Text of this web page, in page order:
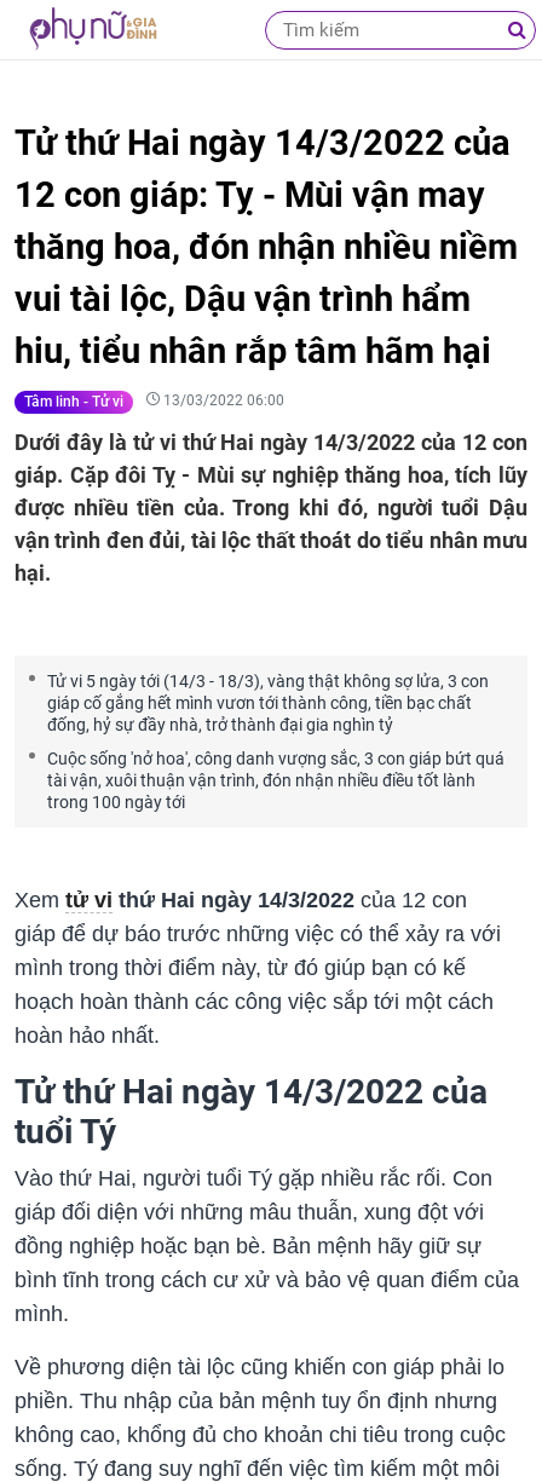
Tử thứ Hai ngày 14/3/2022 của
12 con giáp: Tỵ - Mùi vận may
thăng hoa, đón nhận nhiều niềm
vui tài lộc, Dậu vận trình hẩm
hiu, tiểu nhân rắp tâm hãm hại
Tâm linh - Tử vi 13/03/2022 06:00
Dưới đây là tử vi thứ Hai ngày 14/3/2022 của 12 con
giáp. Cặp đôi Tỵ - Mùi sự nghiệp thăng hoa, tích lũy
được nhiều tiền của. Trong khi đó, người tuổi Dậu
vận trình đen đủi, tài lộc thất thoát do tiểu nhân mưu
hại.
Tử vi 5 ngày tới (14/3 - 18/3), vàng thật không sợ lửa, 3 con
giáp cố gắng hết mình vươn tới thành công, tiền bạc chất
đống, hỷ sự đầy nhà, trở thành đại gia nghìn tỷ
Cuộc sống 'nở hoa', công danh vượng sắc, 3 con giáp bứt quá
tài vận, xuôi thuận vận trình, đón nhận nhiều điều tốt lành
trong 100 ngày tới
Xem tử vi thứ Hai ngày 14/3/2022 của 12 con
giáp để dự báo trước những việc có thể xảy ra với
mình trong thời điểm này, từ đó giúp bạn có kế
hoạch hoàn thành các công việc sắp tới một cách
hoàn hảo nhất.
Tử thứ Hai ngày 14/3/2022 của
tuổi Tý
Vào thứ Hai, người tuổi Tý gặp nhiều rắc rối. Con
giáp đối diện với những mâu thuẫn, xung đột với
đồng nghiệp hoặc bạn bè. Bản mệnh hãy giữ sự
bình tĩnh trong cách cư xử và bảo vệ quan điểm của
mình.
Về phương diện tài lộc cũng khiến con giáp phải lo
phiền. Thu nhập của bản mệnh tuy ổn định nhưng
không cao, khổng đủ cho khoản chi tiêu trong cuộc
sống. Tý đang suy nghĩ đến việc tìm kiếm một môi